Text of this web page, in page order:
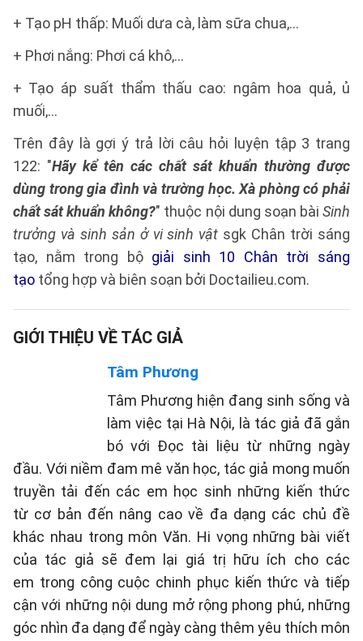
+ Tạo pH thấp: Muối dưa cà, làm sữa chua,…
+ Phơi nắng: Phơi cá khô,…
+ Tạo áp suất thẩm thấu cao: ngâm hoa quả, ủ
muối,…
Trên đây là gợi ý trả lời câu hỏi luyện tập 3 trang
122: "Hãy kể tên các chất sát khuẩn thường được
dùng trong gia đình và trường học. Xà phòng có phải
chất sát khuẩn không?" thuộc nội dung soạn bàiSinh
trưởng và sinh sản ở vi sinh vật sgk Chân trời sáng
tạo, nằm trong bộ giải sinh 10 Chân trời sáng
tạo tổng hợp và biên soạn bởi Doctailieu.com.
GIỚI THIỆU VỀ TÁC GIẢ
Tâm Phương
Tâm Phương hiện đang sinh sống và
làm việc tại Hà Nội, là tác giả đã gắn
bó với Đọc tài liệu từ những ngày
đầu. Với niềm đam mê văn học, tác giả mong muốn
truyền tải đến các em học sinh những kiến thức
từ cơ bản đến nâng cao về đa dạng các chủ đề
khác nhau trong môn Văn. Hi vọng những bài viết
của tác giả sẽ đem lại giá trị hữu ích cho các
em trong công cuộc chinh phục kiến thức và tiếp
cận với những nội dung mở rộng phong phú, những
góc nhìn đa dạng để ngày càng thêm yêu thích môn